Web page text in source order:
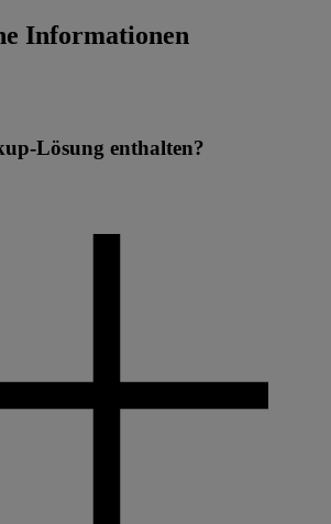
Informationen
Lösung enthalten?